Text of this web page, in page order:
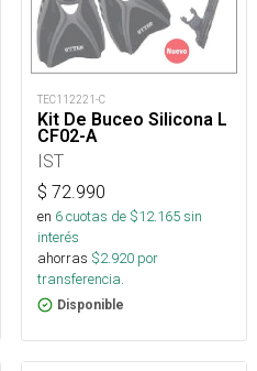
TEC112221-C
Kit De Buceo Silicona L
CF02-A
IST
$ 72.990
en 6cuotas de $12.165sin
interés
ahorras $2.920 por
transferencia.
Disponible